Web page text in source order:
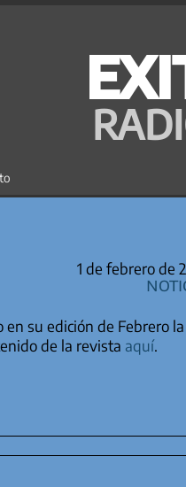
1 de febrero de
su edición de Febrero la
de la revista aquí.